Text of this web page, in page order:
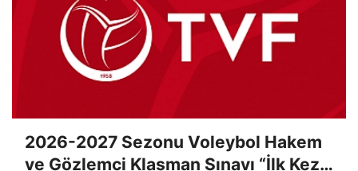
2026-2027 Sezonu Voleybol Hakem
ve Gözlemci Klasman Sınavı “İlk Kez”